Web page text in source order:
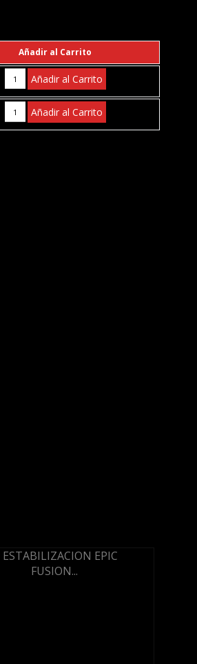
Añadir al Carrito
Añadir al Carrito
Añadir al Carrito